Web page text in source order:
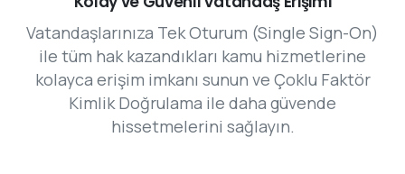
Vatandaşlarınıza Tek Oturum (Single Sign-On)
ile tüm hak kazandıkları kamu hizmetlerine
kolayca erişim imkanı sunun ve Çoklu Faktör
Kimlik Doğrulama ile daha güvende
hissetmelerini sağlayın.